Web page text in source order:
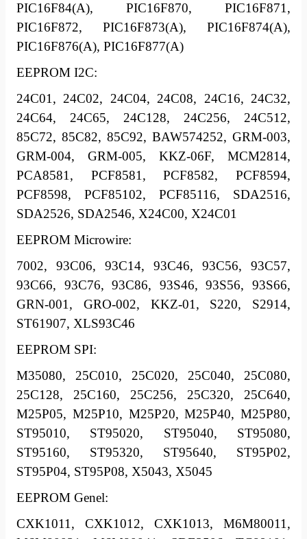
PIC16F84(A), PIC16F870, PIC16F871,
PIC16F872, PIC16F873(A), PIC16F874(A),
PIC16F876(A), PIC16F877(A)
EEPROM I2C:
24C01, 24C02, 24C04, 24C08, 24C16, 24C32,
24C64, 24C65, 24C128, 24C256, 24C512,
85C72, 85C82, 85C92, BAW574252, GRM-003,
GRM-004, GRM-005, KKZ-06F, MCM2814,
PCA8581, PCF8581, PCF8582, PCF8594,
PCF8598, PCF85102, PCF85116, SDA2516,
SDA2526, SDA2546, X24C00, X24C01
EEPROM Microwire:
7002, 93C06, 93C14, 93C46, 93C56, 93C57,
93C66, 93C76, 93C86, 93S46, 93S56, 93S66,
GRN-001, GRO-002, KKZ-01, S220, S2914,
ST61907, XLS93C46
EEPROM SPI:
M35080, 25C010, 25C020, 25C040, 25C080,
25C128, 25C160, 25C256, 25C320, 25C640,
M25P05, M25P10, M25P20, M25P40, M25P80,
ST95010, ST95020, ST95040, ST95080,
ST95160, ST95320, ST95640, ST95P02,
ST95P04, ST95P08, X5043, X5045
EEPROM Genel:
CXK1011, CXK1012, CXK1013, M6M80011,